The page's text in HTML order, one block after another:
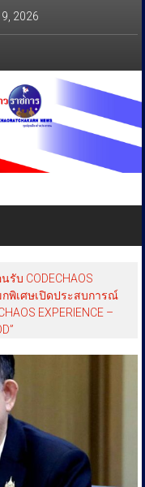
2026
บ CODECHAOS
พิเศษเปิดประสบการณ์
EXPERIENCE –